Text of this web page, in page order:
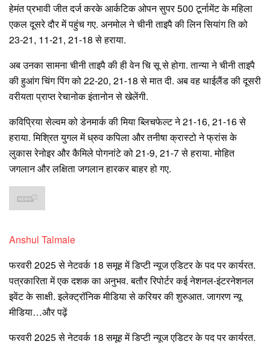
हेमंत प्रभावी जीत दर्ज करके आर्कटिक ओपन सुपर 500 टूर्नामेंट के महिला
एकल दूसरे दौर में पहुंच गए. अनमोल ने चीनी ताइपै की लिन सियांग ति को
23-21, 11-21, 21-18 से हराया.
अब उनका सामना चीनी ताइपै की ही वेन चि सू से होगा. तान्या ने चीनी ताइपै
की हुआंग चिंग पिंग को 22-20, 21-18 से मात दी. अब वह थाईलैंड की दूसरी
वरीयता प्राप्त रेचानोक इंतानोन से खेलेंगी.
कविप्रिया सेल्वम को डेनमार्क की मिया ब्लिचफेल्ट ने 21-16, 21-16 से
हराया. मिश्रित युगल में ध्रुव कपिला और तनीषा क्रास्टो ने फ्रांस के
लुकास रेनोइर और कैमिले पोगनांटे को 21-9, 21-7 से हराया. मोहित
जगलान और लक्षिता जगलान हारकर बाहर हो गए.
Anshul Talmale
फरवरी 2025 से नेटवर्क 18 समूह में डिप्टी न्यूज एडिटर के पद पर कार्यरत.
पत्रकारिता में एक दशक का अनुभव. बतौर रिपोर्टर कई नेशनल-इंटरनेशनल
इवेंट के साक्षी. इलेक्ट्रॉनिक मीडिया से करियर की शुरुआत. जागरण न्यू
मीडिया…और पढ़ें
फरवरी 2025 से नेटवर्क 18 समूह में डिप्टी न्यूज एडिटर के पद पर कार्यरत.